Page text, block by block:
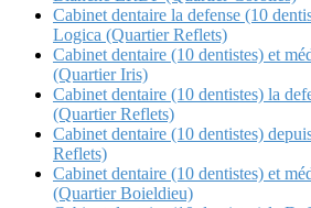
Cabinet dentaire la defense (10
Logica (Quartier Reflets)
Cabinet dentaire (10 dentistes) et
(Quartier Iris)
Cabinet dentaire (10 dentistes) la
(Quartier Reflets)
Cabinet dentaire (10 dentistes)
Reflets)
Cabinet dentaire (10 dentistes) et
(Quartier Boieldieu)